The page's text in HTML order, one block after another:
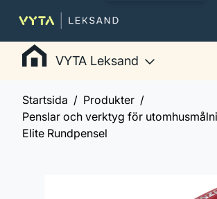
VYTA Leksand
Startsida
Produkter
Penslar och verktyg för
Elite Rundpensel